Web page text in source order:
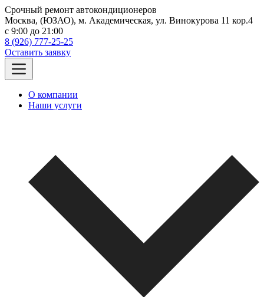
Срочный ремонт автокондиционеров
Москва, (ЮЗАО), м. Академическая, ул. Винокурова 11 кор.4
c 9:00 до 21:00
8 (926) 777-25-25
Оставить заявку
О компании
Наши услуги